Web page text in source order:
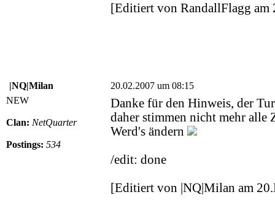
[Editiert von RandallFlagg am
|NQ|Milan
20.02.2007 um 08:15
NEW
Clan: NetQuarter
Postings: 534
Danke für den Hinweis, der
daher stimmen nicht mehr alle
Werd's ändern
/edit: done
[Editiert von |NQ|Milan am